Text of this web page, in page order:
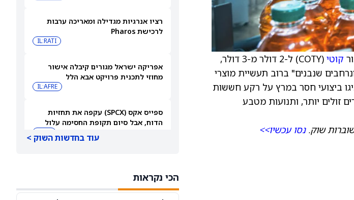
רציו אנרגיות מגדילה ומאריכה ערבות
לרכישת Pharos
IL:RATI
אפריקה ישראל מגורים קיבלה אישור
מחוזי לתכנית פרויקט אבא הלל
IL:AFRE
ספייס אקס (SPCX) עקפה את תחזיות
הדוח, אבל סיום תקופת החסימה עלול
התעסוקה של יולי
עוד בחדשות השוק >
הכי נקראות
קוטי
(COTY) ל-2 דולר מ-3 דולר,
שנבנים" ברוב תעשיית מוצרי
ביצועי חסר במרץ על רקע חששות
זולים יותר, ותנועות מטבע
שוק.נסו עכשיו>>